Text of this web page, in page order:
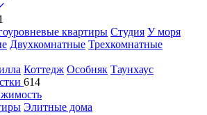
квартиры Студия У моря
Двухкомнатные Трехкомнатные
Коттедж Особняк Таунхаус
614
Элитные дома